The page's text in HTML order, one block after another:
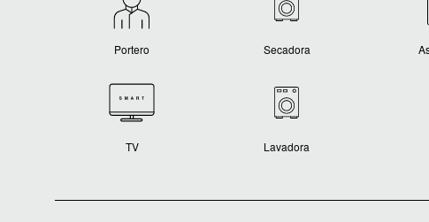
Portero Secadora
TV Lavadora